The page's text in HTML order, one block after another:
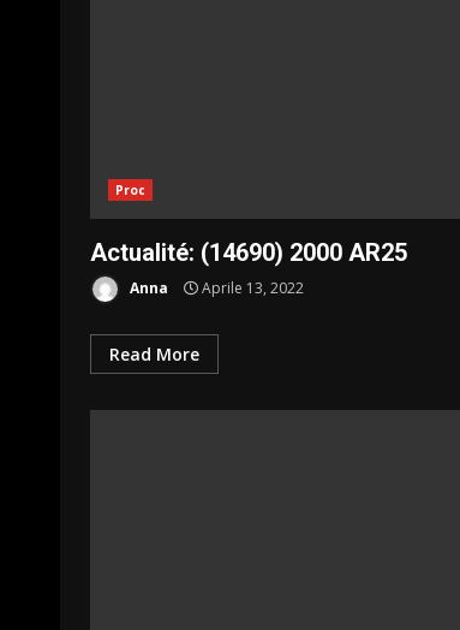
Proc
Actualité: (14690) 2000 AR25
Anna Aprile 13, 2022
Read More